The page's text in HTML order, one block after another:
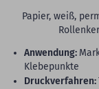
Papier, weiß,
Anwendung:
Klebepunkte
Druckverfahren: